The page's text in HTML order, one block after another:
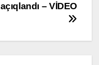
açıqlandı – VİDEO